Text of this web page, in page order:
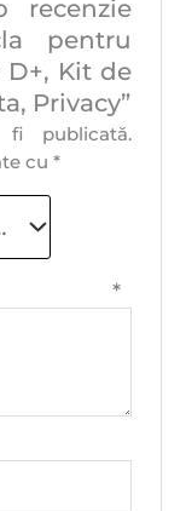
recenzie
pentru
D+, Kit de
Privacy”
publicată.
cu*
ta *